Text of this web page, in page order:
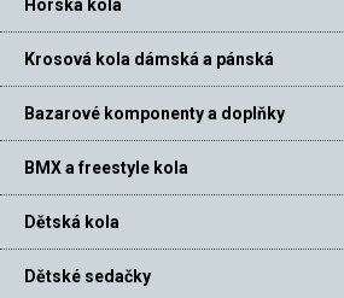
Horská kola
Krosová kola dámská a pánská
Bazarové komponenty a doplňky
BMX a freestyle kola
Dětská kola
Dětské sedačky